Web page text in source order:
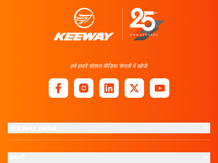
हमें हमारे सोशल मीडिया चैनलों में खोजें: